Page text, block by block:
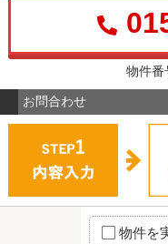
物件番
お問合わせ
物件を